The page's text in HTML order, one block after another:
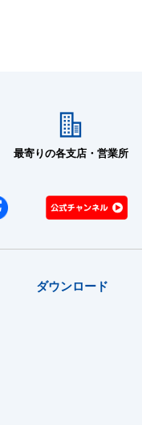
最寄りの各支店・営業所
ダウンロード